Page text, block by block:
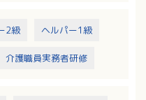
2級 ヘルパー1級
介護職員実務者研修